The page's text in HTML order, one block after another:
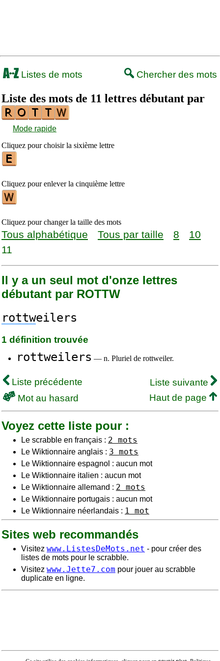
Listes de mots Chercher des mots
Liste des mots de 11 lettres débutant par
Mode rapide
Cliquez pour choisir la sixième lettre
Cliquez pour enlever la cinquième lettre
Cliquez pour changer la taille des mots
Tous alphabétique Tous par taille 8
10
11
Il y a un seul mot d'onze lettres
débutant par ROTTW
rottweilers
1 définition trouvée
rottweilers — n. Pluriel de rottweiler.
Liste précédente
Liste suivante
Mot au hasard
Haut de page
Voyez cette liste pour :
Le scrabble en français : 2 mots
Le Wiktionnaire anglais : 3 mots
Le Wiktionnaire espagnol : aucun mot
Le Wiktionnaire italien : aucun mot
Le Wiktionnaire allemand : 2 mots
Le Wiktionnaire portugais : aucun mot
Le Wiktionnaire néerlandais : 1 mot
Sites web recommandés
Visitez www.ListesDeMots.net - pour créer des
listes de mots pour le scrabble.
Visitez www.Jette7.com pour jouer au scrabble
duplicate en ligne.